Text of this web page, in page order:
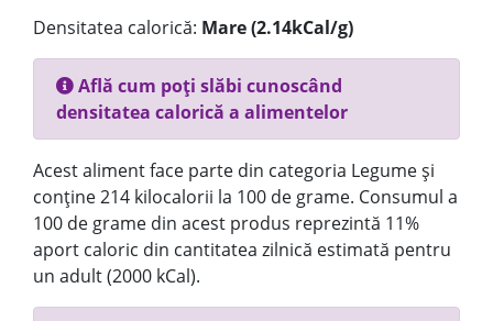
Densitatea calorică: Mare (2.14kCal/g)
Află cum poți slăbi cunoscând
densitatea calorică a alimentelor
Acest aliment face parte din categoria Legume și
conține 214 kilocalorii la 100 de grame. Consumul a
100 de grame din acest produs reprezintă 11%
aport caloric din cantitatea zilnică estimată pentru
un adult (2000 kCal).